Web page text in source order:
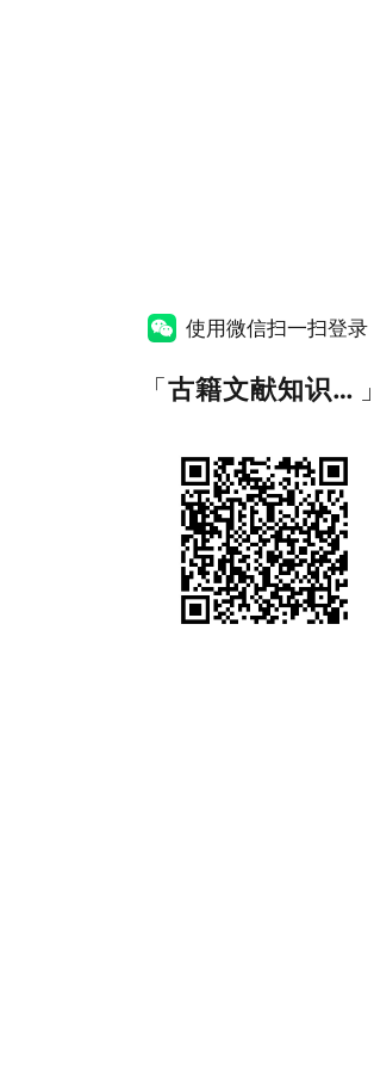
使用微信扫一扫登录
「 古籍文献知识图谱网 」